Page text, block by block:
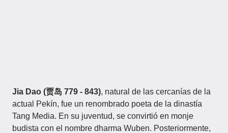
Jia Dao (贾岛 779 - 843), natural de las cercanías de la
actual Pekín, fue un renombrado poeta de la dinastía
Tang Media. En su juventud, se convirtió en monje
budista con el nombre dharma Wuben. Posteriormente,